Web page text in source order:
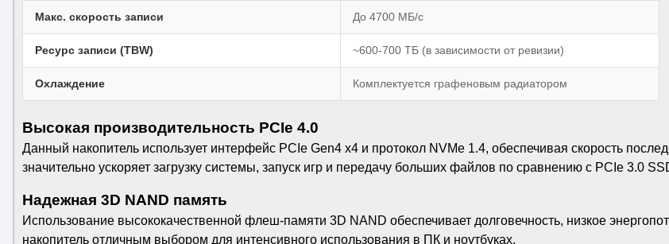
Макс. скорость записи До 4700 МБ/с
Ресурс записи (TBW) ~600-700 ТБ (в зависимости от ревизии)
Охлаждение Комплектуется графеновым радиатором
Высокая производительность PCIe 4.0
Данный накопитель использует интерфейс PCIe Gen4 x4 и протокол NVMe 1.4, обеспечивая скорость
значительно ускоряет загрузку системы, запуск игр и передачу больших файлов по сравнению с PCIe 3.0
Надежная 3D NAND память
Использование высококачественной флеш-памяти 3D NAND обеспечивает долговечность, низкое
накопитель отличным выбором для интенсивного использования в ПК и ноутбуках.